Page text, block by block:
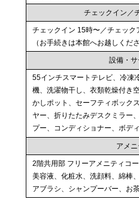
チェックイン／
チェックイン 15時〜／チェック
（お手続きは本館へお越しくださ
設備・
55インチスマートテレビ、冷凍
機、洗濯物干し、衣類乾燥付き
かしポット、セーフティボック
ヤー、折りたたみデスクミラー
プー、コンディショナー、ボデ
アメニ
2階共用部 フリーアメニティコ
美容液、化粧水、洗顔料、綿棒
アブラシ、シャンプーバー、お